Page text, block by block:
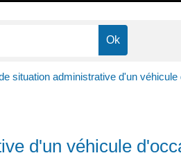
situation administrative d'un
d'un véhicule